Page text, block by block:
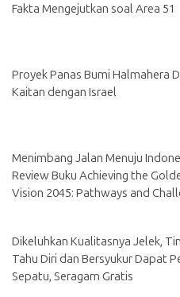
Fakta Mengejutkan soal Area 51
Proyek Panas Bumi Halmahera
Kaitan dengan Israel
Menimbang Jalan Menuju
Review Buku Achieving the
Vision 2045: Pathways and
Dikeluhkan Kualitasnya Jelek,
Tahu Diri dan Bersyukur Dapat
Sepatu, Seragam Gratis